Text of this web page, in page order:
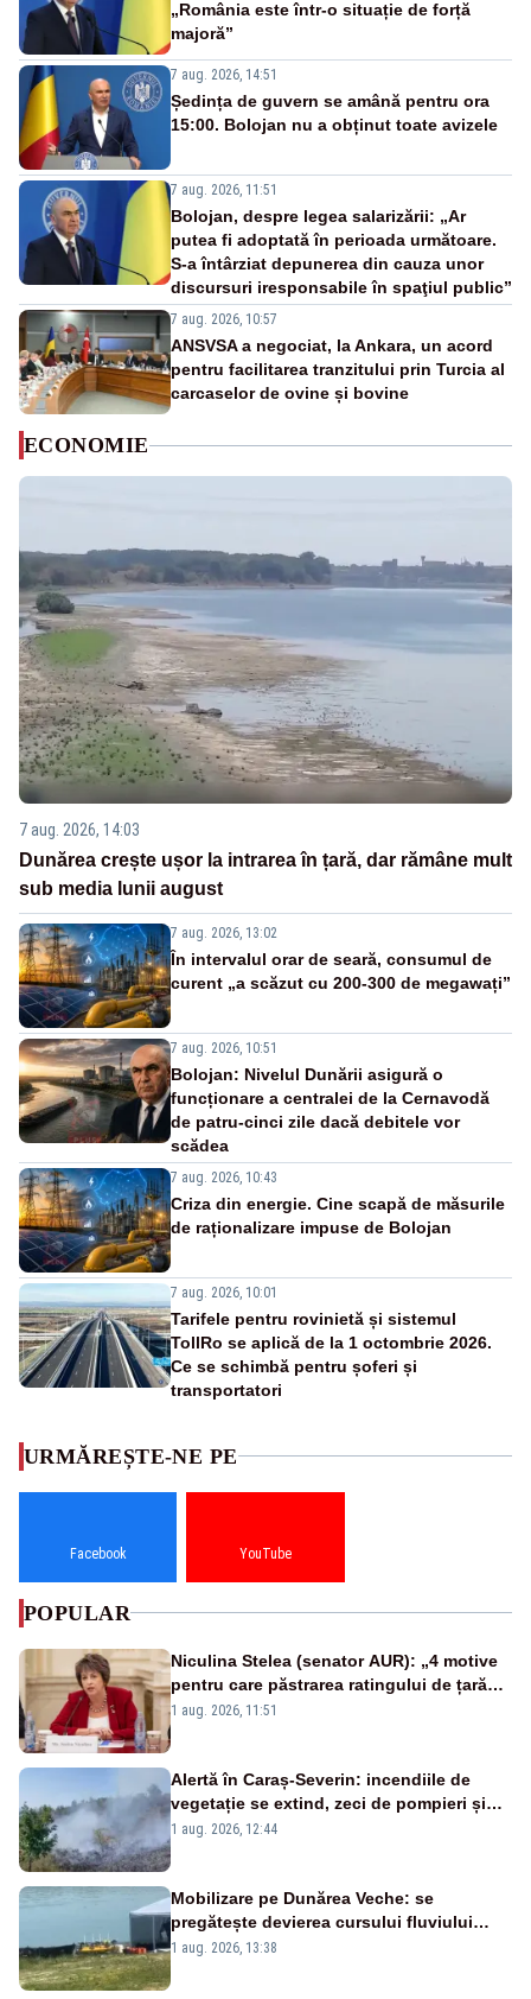
„România este într-o situație de forță
majoră”
7 aug. 2026, 14:51
Ședința de guvern se amână pentru ora
15:00. Bolojan nu a obținut toate avizele
7 aug. 2026, 11:51
Bolojan, despre legea salarizării: „Ar
putea fi adoptată în perioada următoare.
S-a întârziat depunerea din cauza unor
discursuri iresponsabile în spaţiul public”
7 aug. 2026, 10:57
ANSVSA a negociat, la Ankara, un acord
pentru facilitarea tranzitului prin Turcia al
carcaselor de ovine și bovine
ECONOMIE
7 aug. 2026, 14:03
Dunărea crește ușor la intrarea în țară, dar rămâne mult
sub media lunii august
7 aug. 2026, 13:02
În intervalul orar de seară, consumul de
curent „a scăzut cu 200-300 de megawați”
7 aug. 2026, 10:51
Bolojan: Nivelul Dunării asigură o
funcționare a centralei de la Cernavodă
de patru-cinci zile dacă debitele vor
scădea
7 aug. 2026, 10:43
Criza din energie. Cine scapă de măsurile
de raționalizare impuse de Bolojan
7 aug. 2026, 10:01
Tarifele pentru rovinietă și sistemul
TollRo se aplică de la 1 octombrie 2026.
Ce se schimbă pentru șoferi și
transportatori
URMĂREȘTE-NE PE
Facebook YouTube
POPULAR
Niculina Stelea (senator AUR): „4 motive
pentru care păstrarea ratingului de țară
nu este o reușită pentru Guvernul
1 aug. 2026, 11:51
Alertă în Caraș-Severin: incendiile de
vegetație se extind, zeci de pompieri și
silvicultori se luptă cu flăcările - VIDEO
1 aug. 2026, 12:44
Mobilizare pe Dunărea Veche: se
pregătește devierea cursului fluviului
către Cernavodă – VIDEO
1 aug. 2026, 13:38